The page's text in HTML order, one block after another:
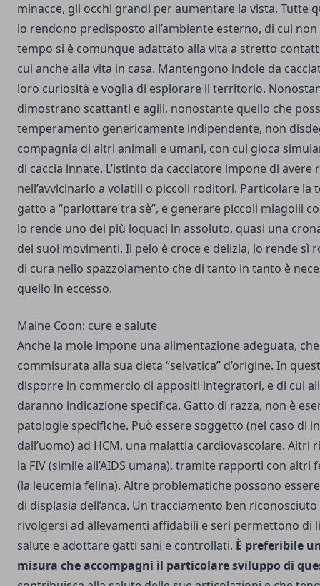
minacce, gli occhi grandi per aumentare la vista. Tutte
lo rendono predisposto all’ambiente esterno, di cui
tempo si è comunque adattato alla vita a stretto
cui anche alla vita in casa. Mantengono indole da
loro curiosità e voglia di esplorare il territorio.
dimostrano scattanti e agili, nonostante quello che
temperamento genericamente indipendente, non
compagnia di altri animali e umani, con cui gioca
di caccia innate. L’istinto da cacciatore impone di avere
nell’avvicinarlo a volatili o piccoli roditori. Particolare la
gatto a “parlottare tra sè”, e generare piccoli miagolii
lo rende uno dei più loquaci in assoluto, quasi una
dei suoi movimenti. Il pelo è croce e delizia, lo rende sì
di cura nello spazzolamento che di tanto in tanto è
quello in eccesso.
Maine Coon: cure e salute
Anche la mole impone una alimentazione adeguata,
commisurata alla sua dieta “selvatica” d’origine. In
disporre in commercio di appositi integratori, e di cui
daranno indicazione specifica. Gatto di razza, non è
patologie specifiche. Può essere soggetto (nel caso di
dall’uomo) ad HCM, una malattia cardiovascolare. Altri
la FIV (simile all’AIDS umana), tramite rapporti con altri
(la leucemia felina). Altre problematiche possono
di displasia dell’anca. Un tracciamento ben
rivolgersi ad allevamenti affidabili e seri permettono di
salute e adottare gatti sani e controllati. È preferibile
misura che accompagni il particolare sviluppo di